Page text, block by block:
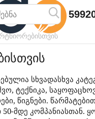
სხვადასხვა
ტექნიკა,
წიგნები.
მდე კომპანიასთან.